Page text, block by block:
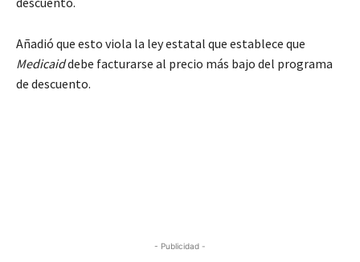
Añadió que esto viola la ley estatal que establece que
Medicaiddebe facturarse al precio más bajo del programa
de descuento.
- Publicidad -